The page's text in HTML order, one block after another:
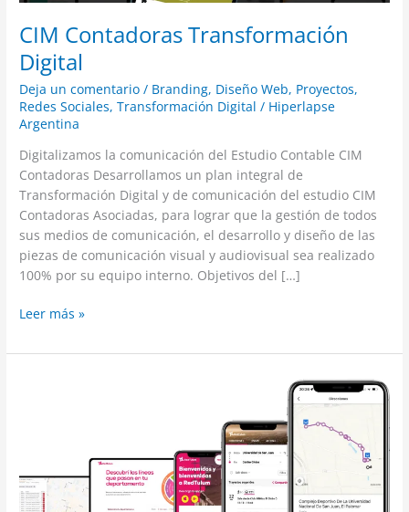
CIM Contadoras Transformación
Digital
Deja un comentario / Branding, Diseño Web, Proyectos,
Redes Sociales,Transformación Digital / Hiperlapse
Argentina
Digitalizamos la comunicación del Estudio Contable CIM
Contadoras Desarrollamos un plan integral de
Transformación Digital y de comunicación del estudio CIM
Contadoras Asociadas, para lograr que la gestión de todos
sus medios de comunicación, el desarrollo y diseño de las
piezas de comunicación visual y audiovisual sea realizado
100% por su equipo interno. Objetivos del […]
Leer más »
San
Juan